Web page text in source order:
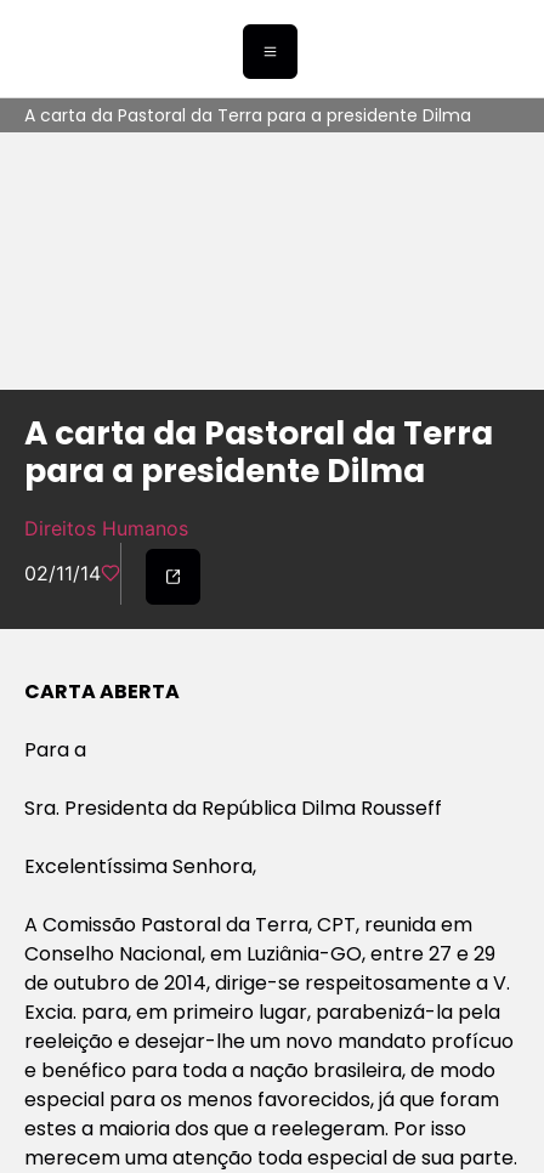
A carta da Pastoral da Terra para a presidente Dilma
A carta da Pastoral da Terra
para a presidente Dilma
Direitos Humanos
02/11/14
CARTA ABERTA
Para a
Sra. Presidenta da República Dilma Rousseff
Excelentíssima Senhora,
A Comissão Pastoral da Terra, CPT, reunida em
Conselho Nacional, em Luziânia-GO, entre 27 e 29
de outubro de 2014, dirige-se respeitosamente a V.
Excia. para, em primeiro lugar, parabenizá-la pela
reeleição e desejar-lhe um novo mandato profícuo
e benéfico para toda a nação brasileira, de modo
especial para os menos favorecidos, já que foram
estes a maioria dos que a reelegeram. Por isso
merecem uma atenção toda especial de sua parte.